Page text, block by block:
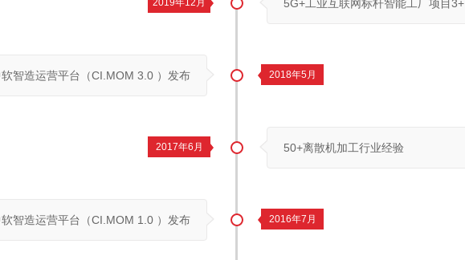
2019年12月 5G+工业互联网标杆智能工厂项目3+
2018年5月
智造运营平台（CI.MOM 3.0 ）发布
2017年6月 50+离散机加工行业经验
2016年7月
智造运营平台（CI.MOM 1.0 ）发布